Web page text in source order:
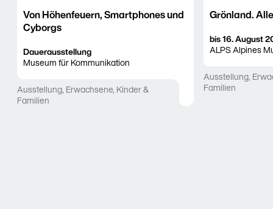
Von Höhenfeuern, Smartphones und
Cyborgs
Dauerausstellung
Museum für Kommunikation
Ausstellung, Erwachsene, Kinder &
Familien
Grönland.
25. Oktober
bis16. August
ALPS Alpines
Ausstellung,
Familien